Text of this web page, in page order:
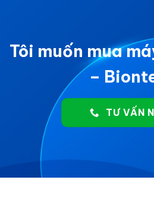
Tôi muốn mua
–
TƯ VẤN